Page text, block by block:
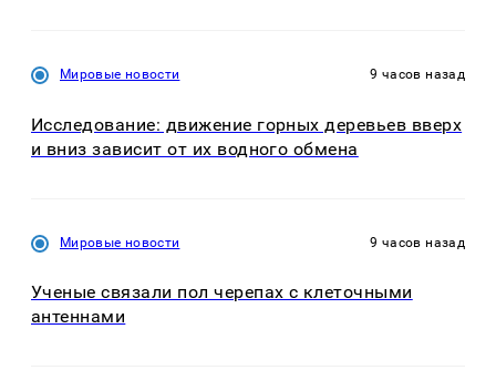
Мировые новости 9 часов назад
Исследование: движение горных деревьев вверх
и вниз зависит от их водного обмена
Мировые новости 9 часов назад
Ученые связали пол черепах с клеточными
антеннами